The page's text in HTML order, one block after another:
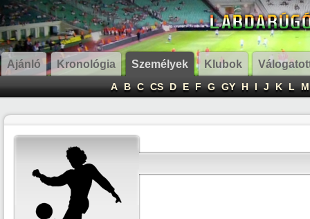
Ajánló Kronológia Személyek Klubok
A B C CS D E F G GY H I J K L M